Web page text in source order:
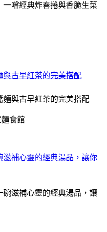
與古早紅茶的完美搭配
食館
滋補心靈的經典湯品，讓你